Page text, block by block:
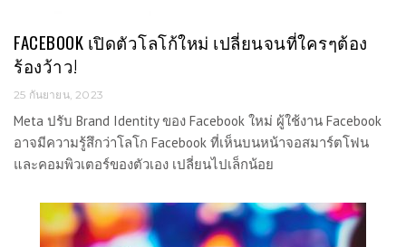
FACEBOOK เปิดตัวโลโก้ใหม่ เปลี่ยนจนที่ใครๆต้อง
ร้องว้าว!
25 กันยายน, 2023
Meta ปรับ Brand Identity ของ Facebook ใหม่ ผู้ใช้งาน Facebook
อาจมีความรู้สึกว่าโลโก Facebook ที่เห็นบนหน้าจอสมาร์ตโฟน
และคอมพิวเตอร์ของตัวเอง เปลี่ยนไปเล็กน้อย